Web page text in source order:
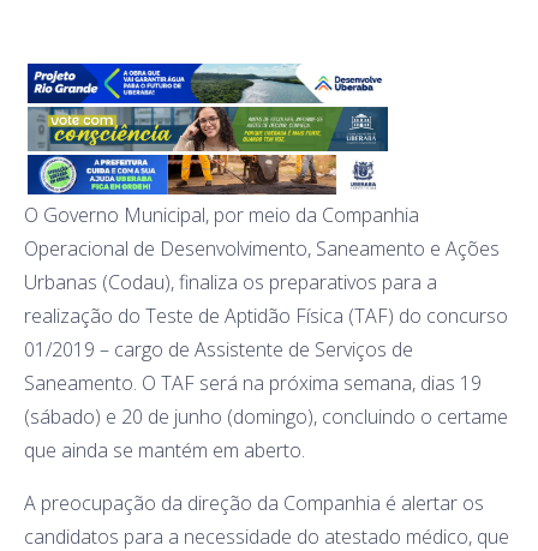
O Governo Municipal, por meio da Companhia
Operacional de Desenvolvimento, Saneamento e Ações
Urbanas (Codau), finaliza os preparativos para a
realização do Teste de Aptidão Física (TAF) do concurso
01/2019 – cargo de Assistente de Serviços de
Saneamento. O TAF será na próxima semana, dias 19
(sábado) e 20 de junho (domingo), concluindo o certame
que ainda se mantém em aberto.
A preocupação da direção da Companhia é alertar os
candidatos para a necessidade do atestado médico, que